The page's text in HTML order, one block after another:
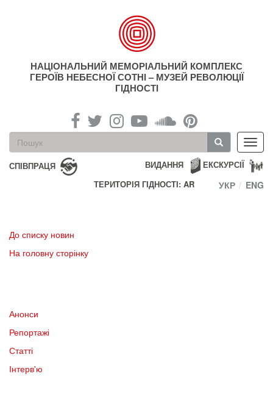
НАЦІОНАЛЬНИЙ МЕМОРІАЛЬНИЙ КОМПЛЕКС
ГЕРОЇВ НЕБЕСНОЇ СОТНІ – МУЗЕЙ РЕВОЛЮЦІЇ
ГІДНОСТІ
Пошукова
форма
Пошук
СПІВПРАЦЯ ЕКСКУРСІЇ
ВИДАННЯ
ТЕРИТОРІЯ ГІДНОСТІ: AR
УКР ENG
До списку новин
На головну сторінку
Анонси
Репортажі
Статті
Інтерв'ю